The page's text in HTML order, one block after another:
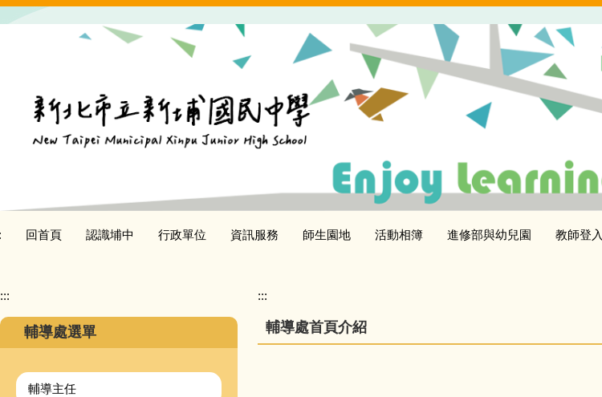
回首頁 認識埔中 行政單位 資訊服務 師生園地 活動相簿 進修部與幼兒園 教師登入
:::
輔導處選單
輔導主任
:::
輔導處首頁介紹